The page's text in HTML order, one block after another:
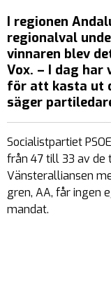
I regionen
regionalval
vinnaren blev
Vox. – I dag har
för att kasta ut
säger
Socialistpartiet
från 47 till 33 av de
Vänsteralliansen
gren, AA, får ingen
mandat.